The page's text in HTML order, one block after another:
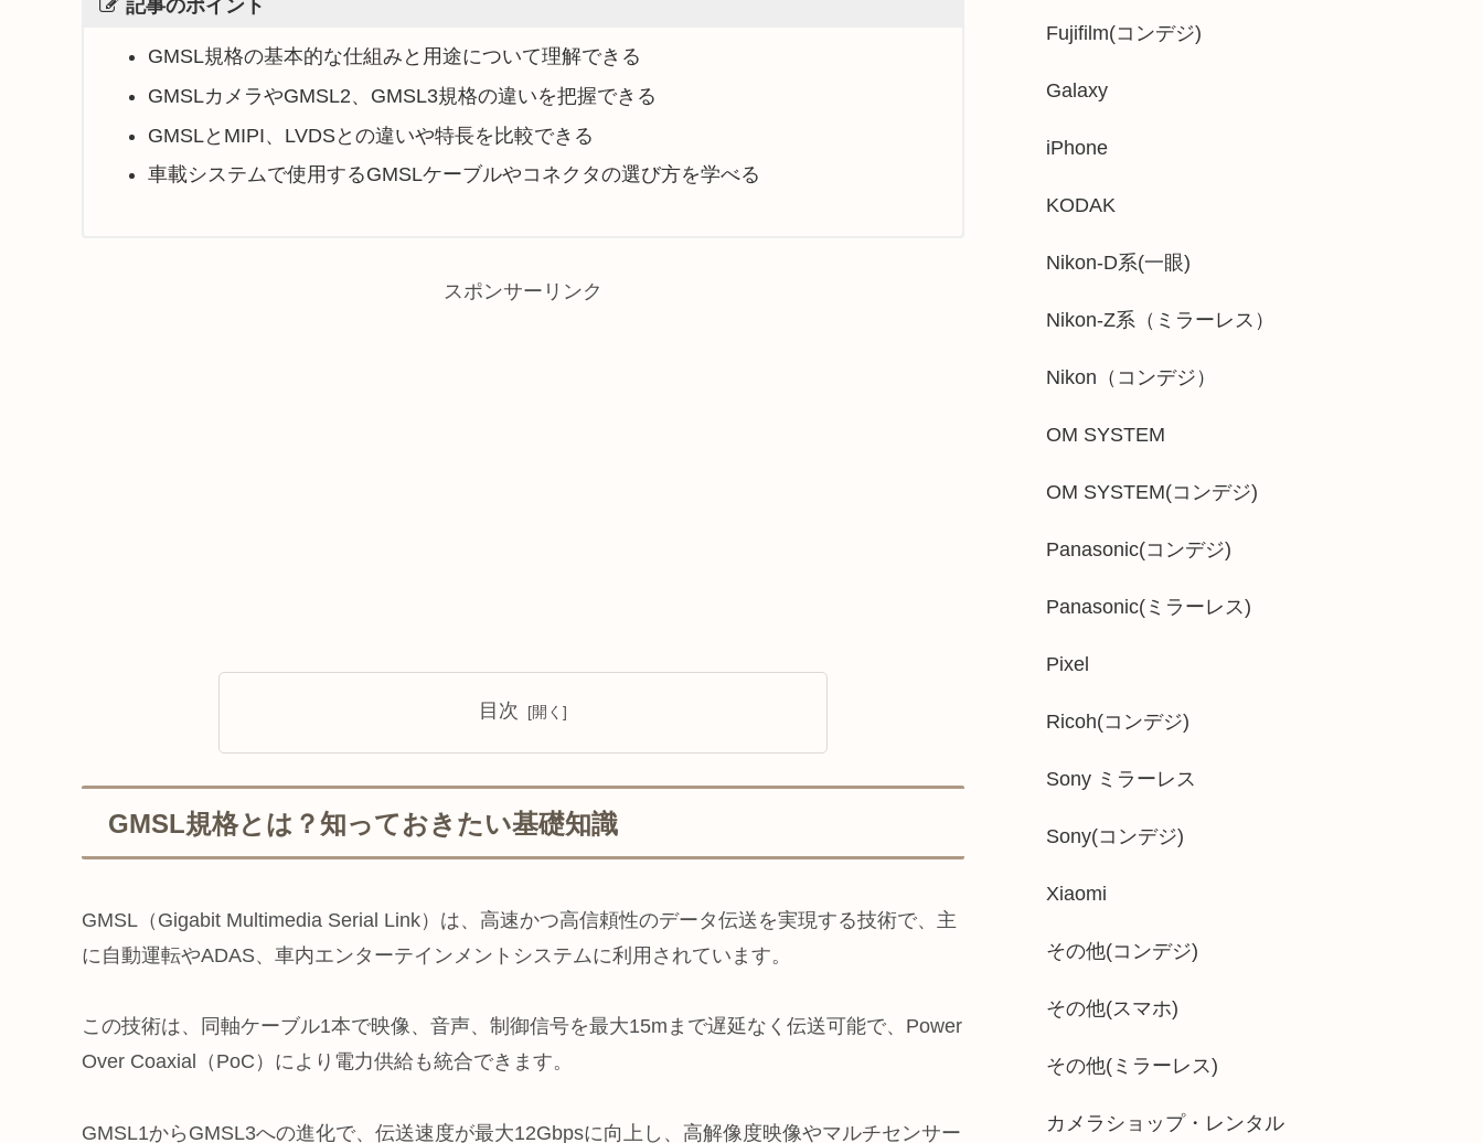
記事のポイント
GMSL規格の基本的な仕組みと用途について理解できる
GMSLカメラやGMSL2、GMSL3規格の違いを把握できる
GMSLとMIPI、LVDSとの違いや特長を比較できる
車載システムで使用するGMSLケーブルやコネクタの選び方を学べる
スポンサーリンク
目次
GMSL規格とは？知っておきたい基礎知識
GMSL（Gigabit Multimedia Serial Link）は、高速かつ高信頼性のデータ伝送を実現する技術で、主
に自動運転やADAS、車内エンターテインメントシステムに利用されています。
この技術は、同軸ケーブル1本で映像、音声、制御信号を最大15mまで遅延なく伝送可能で、Power
Over Coaxial（PoC）により電力供給も統合できます。
GMSL1からGMSL3への進化で、伝送速度が最大12Gbpsに向上し、高解像度映像やマルチセンサー
Fujifilm(コンデジ)
Galaxy
iPhone
KODAK
Nikon-D系(一眼)
Nikon-Z系（ミラーレス）
Nikon（コンデジ）
OM SYSTEM
OM SYSTEM(コンデジ)
Panasonic(コンデジ)
Panasonic(ミラーレス)
Pixel
Ricoh(コンデジ)
Sony ミラーレス
Sony(コンデジ)
Xiaomi
その他(コンデジ)
その他(スマホ)
その他(ミラーレス)
カメラショップ・レンタル